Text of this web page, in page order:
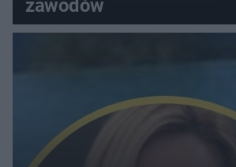
zawodów